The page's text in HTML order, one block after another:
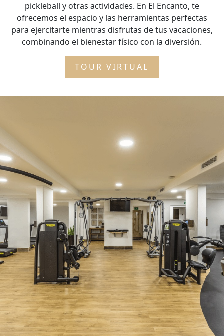
pickleball y otras actividades. En El Encanto, te
ofrecemos el espacio y las herramientas perfectas
para ejercitarte mientras disfrutas de tus vacaciones,
combinando el bienestar físico con la diversión.
TOUR VIRTUAL